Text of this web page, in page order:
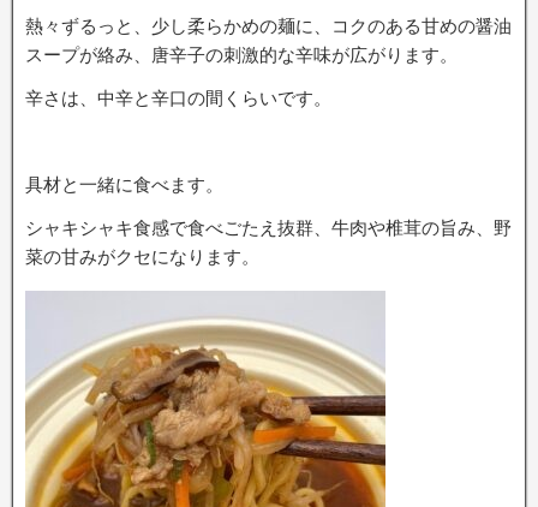
熱々ずるっと、少し柔らかめの麺に、コクのある甘めの醤油
スープが絡み、唐辛子の刺激的な辛味が広がります。
辛さは、中辛と辛口の間くらいです。
具材と一緒に食べます。
シャキシャキ食感で食べごたえ抜群、牛肉や椎茸の旨み、野
菜の甘みがクセになります。